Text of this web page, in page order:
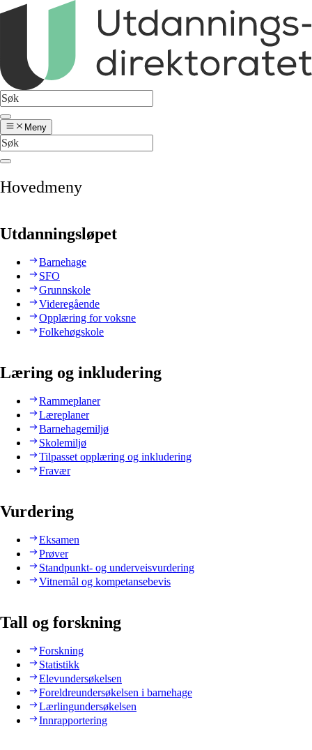
Meny
Hovedmeny
Utdanningsløpet
Barnehage
SFO
Grunnskole
Videregående
Opplæring for voksne
Folkehøgskole
Læring og inkludering
Rammeplaner
Læreplaner
Barnehagemiljø
Skolemiljø
Tilpasset opplæring og inkludering
Fravær
Vurdering
Eksamen
Prøver
Standpunkt- og underveisvurdering
Vitnemål og kompetansebevis
Tall og forskning
Forskning
Statistikk
Elevundersøkelsen
Foreldreundersøkelsen i barnehage
Lærlingundersøkelsen
Innrapportering